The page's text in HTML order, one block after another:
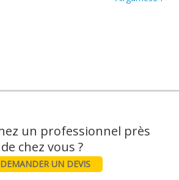
un professionnel près
DEMANDER UN DEVIS